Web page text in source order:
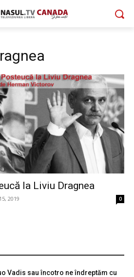
la Liviu Dragnea
2019 0
Vadis sau încotro ne îndreptăm cu